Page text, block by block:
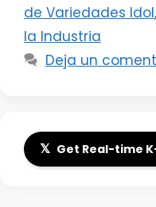
de Variedades Idol,
la Industria
Deja un
𝕏 Get Real-time